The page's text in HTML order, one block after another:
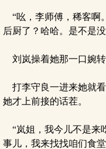
“吆，李师傅，稀客啊
后厨了？哈哈。是不是
刘岚操着她那一口婉转
打李守良一进来她就看
她才上前接的话茬。
“岚姐，我今儿不是来
事儿，我来找找咱们食